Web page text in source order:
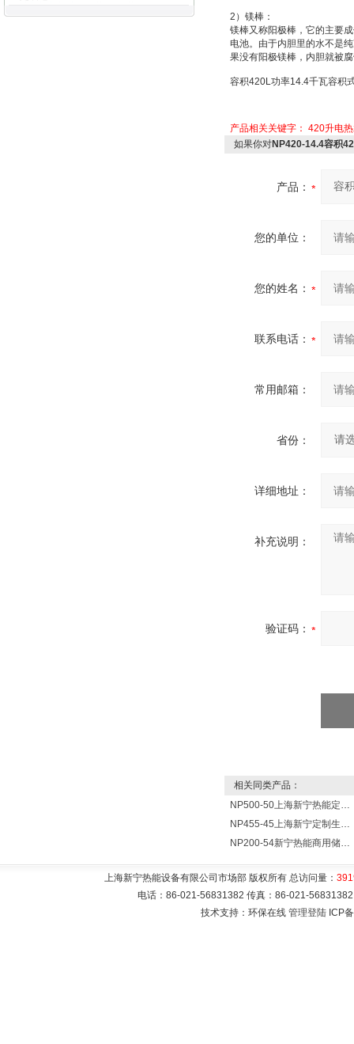
2 ） 镁棒：
镁棒又称阳极棒 ，它的主要
电池。由于内胆里的水不是
果没有阳极镁棒，内胆就被
容积420L功率14.4千瓦容积
产品相关关键字： 420升电
如果你对NP420-14.4容积
产品：
您的单位：
您的姓名：
联系电话：
常用邮箱：
省份：
详细地址：
补充说明：
验证码：
相关同类产品：
NP500-50上海新宁热能定制各式不锈钢水箱容器
NP455-45上海新宁定制生产各式不锈钢容器
NP200-54新宁热能商用储水式电热水器V=200升N=54千瓦
上海新宁热能设备有限公司市场部 版权所有 总访问量：
电话：86-021-56831382 传真：86-021-
技术支持：环保在线 管理登陆 ICP